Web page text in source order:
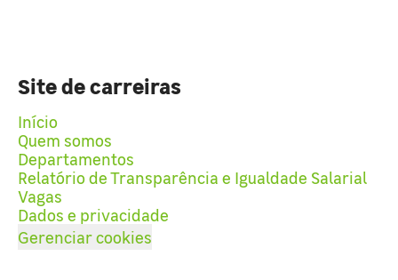
Site de carreiras
Início
Quem somos
Departamentos
Relatório de Transparência e Igualdade Salarial
Vagas
Dados e privacidade
Gerenciar cookies